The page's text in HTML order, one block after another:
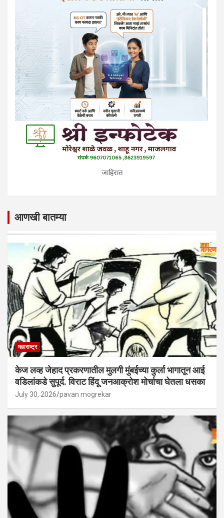
जाहिरात
आणखी बातम्या
महाराष्ट्र
केज लव्ह जेहाद प्रकरणातील मुलगी मुंबईच्या कुर्ला भागातून आई
वडिलांकडे सुपूर्द. विराट हिंदू जनआक्रोश मोर्चाचा घेतला धसका
July 30, 2026 pavan mogrekar